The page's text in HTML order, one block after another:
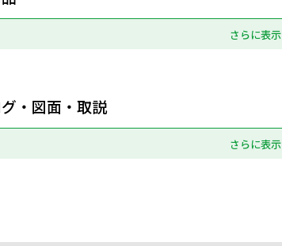
さらに表示
・図面・取説
さらに表示